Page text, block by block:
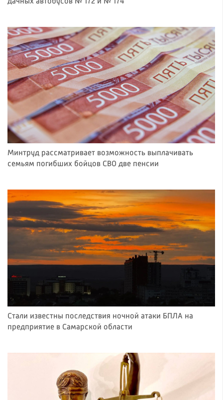
Минтруд рассматривает возможность выплачивать
семьям погибших бойцов СВО две пенсии
Стали известны последствия ночной атаки БПЛА на
предприятие в Самарской области